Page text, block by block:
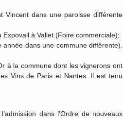
Vincent dans une paroisse différente
à Vallet (Foire commerciale);
dans une commune différente).
à la commune dont les vignerons ont
Vins de Paris et Nantes. Il est tenu
dans l’Ordre de nouveaux